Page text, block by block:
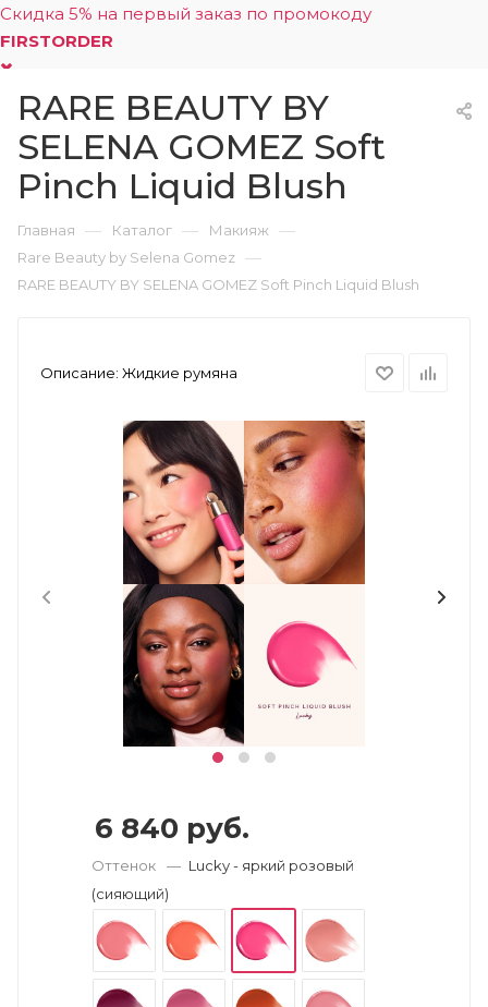
Скидка 5% на первый заказ по промокоду
FIRSTORDER
0
RARE BEAUTY BY
SELENA GOMEZ Soft
Pinch Liquid Blush
Главная — Каталог — Макияж —
Rare Beauty by Selena Gomez —
RARE BEAUTY BY SELENA GOMEZ Soft Pinch Liquid Blush
Описание: Жидкие румяна
6 840 руб.
Оттенок — Lucky - яркий розовый
(сияющий)